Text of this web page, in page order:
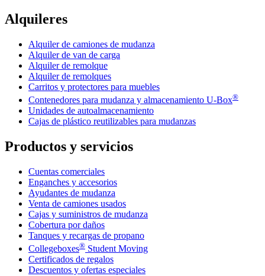
Alquileres
Alquiler de camiones de mudanza
Alquiler de van de carga
Alquiler de remolque
Alquiler de remolques
Carritos y protectores para muebles
Contenedores para mudanza y almacenamiento U-Box®
Unidades de autoalmacenamiento
Cajas de plástico reutilizables para mudanzas
Productos y servicios
Cuentas comerciales
Enganches y accesorios
Ayudantes de mudanza
Venta de camiones usados
Cajas y suministros de mudanza
Cobertura por daños
Tanques y recargas de propano
Collegeboxes® Student Moving
Certificados de regalos
Descuentos y ofertas especiales